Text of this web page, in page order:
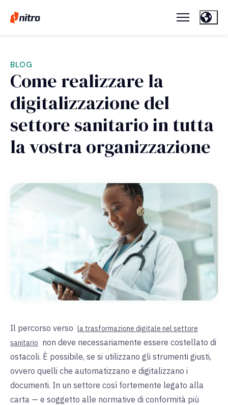
BLOG
Come realizzare la
digitalizzazione del
settore sanitario in tutta
la vostra organizzazione
Il percorso verso la trasformazione digitale nel settore
sanitario non deve necessariamente essere costellato di
ostacoli. È possibile, se si utilizzano gli strumenti giusti,
ovvero quelli che automatizzano e digitalizzano i
documenti. In un settore così fortemente legato alla
carta — e soggetto alle normative di conformità più